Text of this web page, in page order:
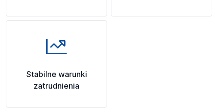
Stabilne warunki
zatrudnienia